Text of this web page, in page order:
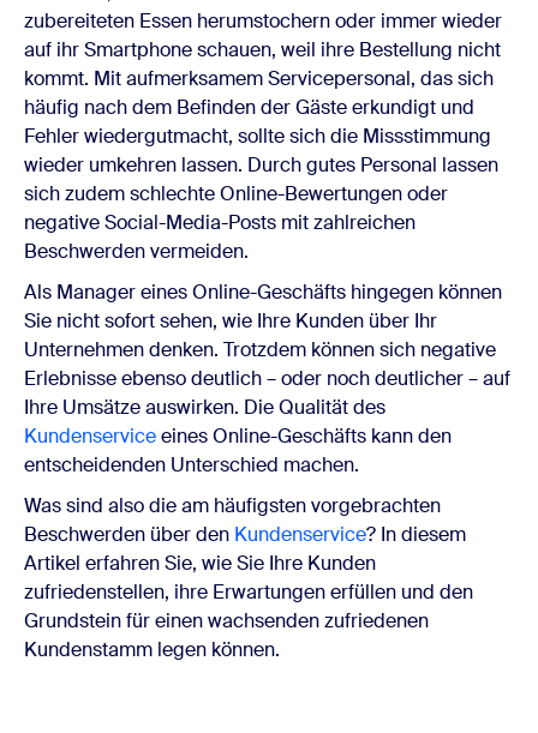
zubereiteten Essen herumstochern oder immer wieder
auf ihr Smartphone schauen, weil ihre Bestellung nicht
kommt. Mit aufmerksamem Servicepersonal, das sich
häufig nach dem Befinden der Gäste erkundigt und
Fehler wiedergutmacht, sollte sich die Missstimmung
wieder umkehren lassen. Durch gutes Personal lassen
sich zudem schlechte Online-Bewertungen oder
negative Social-Media-Posts mit zahlreichen
Beschwerden vermeiden.
Als Manager eines Online-Geschäfts hingegen können
Sie nicht sofort sehen, wie Ihre Kunden über Ihr
Unternehmen denken. Trotzdem können sich negative
Erlebnisse ebenso deutlich – oder noch deutlicher – auf
Ihre Umsätze auswirken. Die Qualität des
Kundenserviceeines Online-Geschäfts kann den
entscheidenden Unterschied machen.
Was sind also die am häufigsten vorgebrachten
Beschwerden über den Kundenservice? In diesem
Artikel erfahren Sie, wie Sie Ihre Kunden
zufriedenstellen, ihre Erwartungen erfüllen und den
Grundstein für einen wachsenden zufriedenen
Kundenstamm legen können.